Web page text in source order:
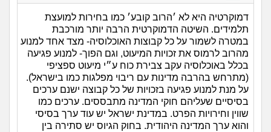
דמוקרטיה היא לא ׳הרוב קובע׳ כמו בחירות למועצת
תלמידים. השיטה הדמוקרטית הרבה יותר מורכבת
במטרה לשמור על כל קבוצות האוכלוסיה- מצד אחד למנוע
מהרוב לרמוס את זכויות המיעוט, וגם הפוך- למנוע פגיעה
בכלל באוכלוסיה עקב צבירת כוח ע״י מיעוט ספציפי
(מתרחש בהרבה מדינות עם ריבוי מפלגות כמו בישראל).
על מנת למנוע פגיעה בזכויות של כל קבוצה ישנם ערכים
בסיסיים שעליהם חוקי המדינה מתבססים. ערכים כמו
שווין וחירויות הפרט. במדינת ישראל יש עוד ערך בסיסי
והוא ערך המדינה היהודית. בחוק הגיוס יש סתירה בין